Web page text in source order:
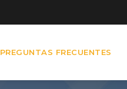
PREGUNTAS FRECUENTES